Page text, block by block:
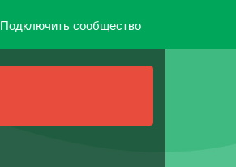
Подключить сообщество